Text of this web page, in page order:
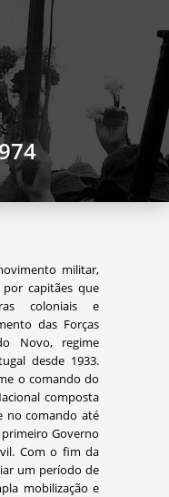
militar,
capitães que
coloniais e
das Forças
Novo, regime
desde 1933.
o comando do
composta
no comando até
Governo
Com o fim da
um período de
mobilização e